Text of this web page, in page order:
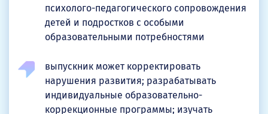
психолого-педагогического сопровождения
детей и подростков с особыми
образовательными потребностями
выпускник может корректировать
нарушения развития; разрабатывать
индивидуальные образовательно-
коррекционные программы; изучать